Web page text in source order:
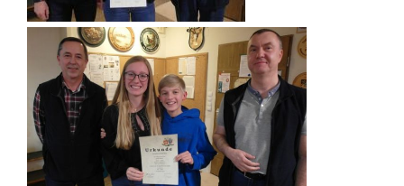
Dezember 2024
November 2024
Oktober 2024
September 2024
August 2024
Juni 2024
Mai 2024